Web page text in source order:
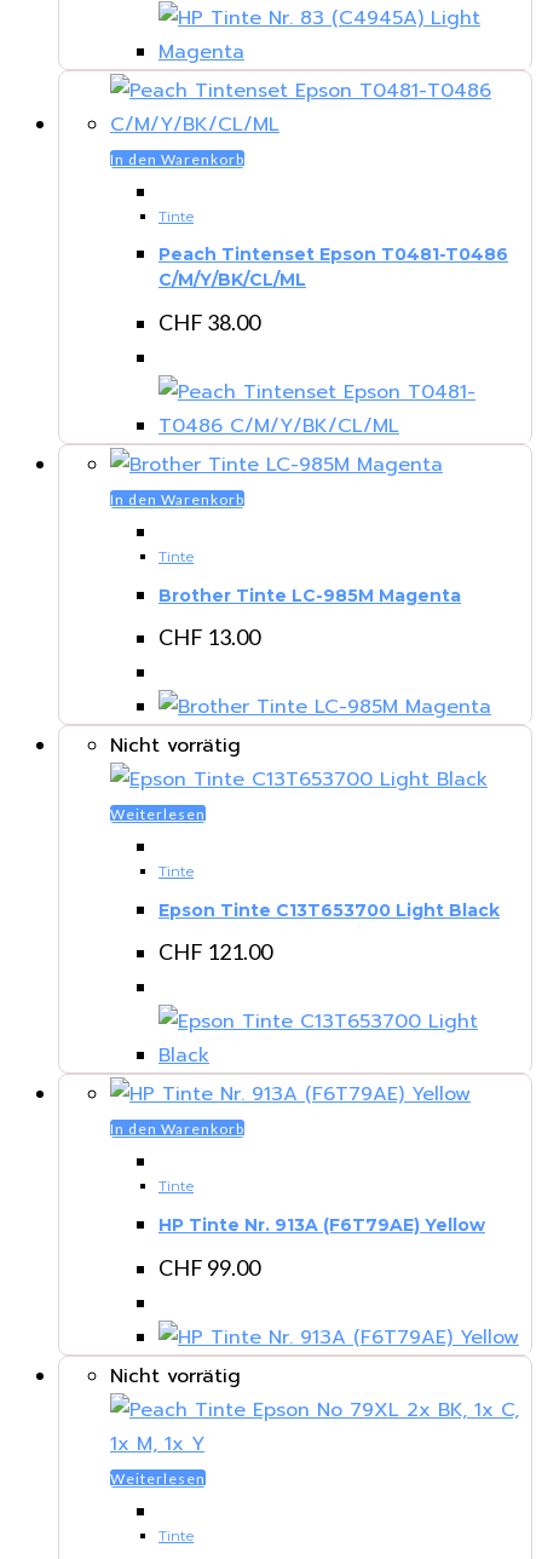
In den Warenkorb
Tinte
Peach Tintenset Epson T0481-T0486
C/M/Y/BK/CL/ML
CHF 38.00
In den Warenkorb
Tinte
Brother Tinte LC-985M Magenta
CHF 13.00
Nicht vorrätig
Weiterlesen
Tinte
Epson Tinte C13T653700 Light Black
CHF 121.00
In den Warenkorb
Tinte
HP Tinte Nr. 913A (F6T79AE) Yellow
CHF 99.00
Nicht vorrätig
Weiterlesen
Tinte